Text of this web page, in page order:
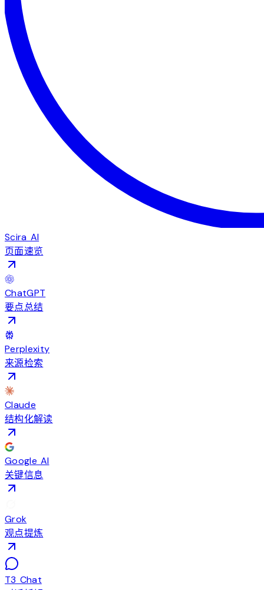
Scira AI
页面速览
ChatGPT
要点总结
Perplexity
来源检索
Claude
结构化解读
Google AI
关键信息
Grok
观点提炼
T3 Chat